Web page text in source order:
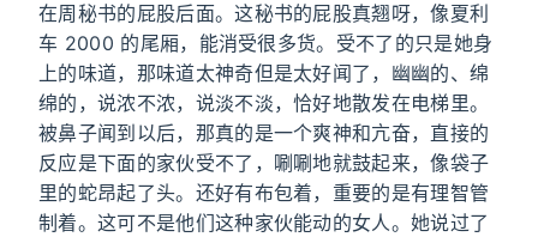
在周秘书的屁股后面。这秘书的屁股真翘呀，像夏利
车 2000 的尾厢，能消受很多货。受不了的只是她身
上的味道，那味道太神奇但是太好闻了，幽幽的、绵
绵的，说浓不浓，说淡不淡，恰好地散发在电梯里。
被鼻子闻到以后，那真的是一个爽神和亢奋，直接的
反应是下面的家伙受不了，唰唰地就鼓起来，像袋子
里的蛇昂起了头。还好有布包着，重要的是有理智管
制着。这可不是他们这种家伙能动的女人。她说过了